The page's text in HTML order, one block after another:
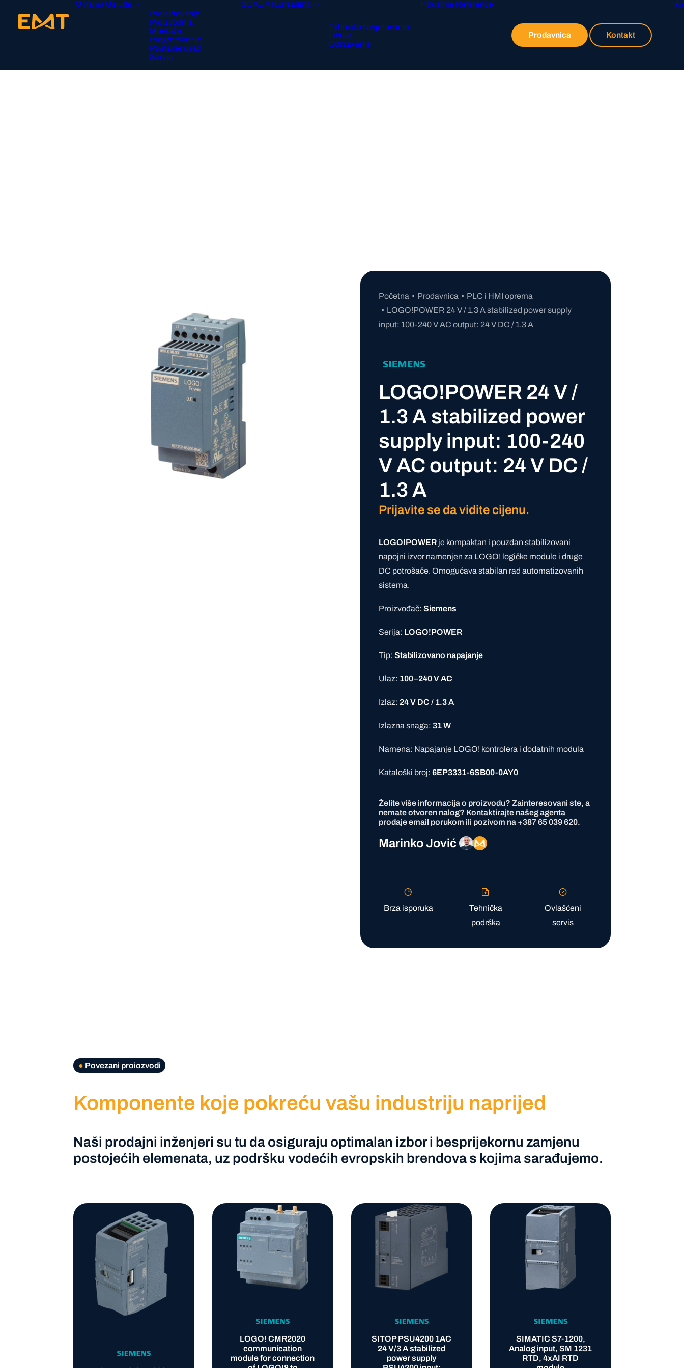
O nama Usluge
Projektovanje
Proizvodnja
Montaža
Programiranje
Puštanje u rad
Servis
SCADA Konsalting
Tehničko savjetovanje
Obuke
Održavanje
Industrije Reference
Prodavnica Kontakt
Početna Prodavnica
PLC i HMI oprema
LOGO!POWER 24 V / 1.3 A stabilized power supply
input: 100-240 V AC output: 24 V DC / 1.3 A
LOGO!POWER 24 V /
1.3 A stabilized power
supply input: 100-240
V AC output: 24 V DC /
1.3 A
Prijavite se da vidite cijenu.
LOGO!POWER je kompaktan i pouzdan stabilizovani
napojni izvor namenjen za LOGO! logičke module i druge
DC potrošače. Omogućava stabilan rad automatizovanih
sistema.
Proizvođač: Siemens
Serija: LOGO!POWER
Tip: Stabilizovano napajanje
Ulaz: 100–240 V AC
Izlaz: 24 V DC / 1.3 A
Izlazna snaga: 31 W
Namena: Napajanje LOGO! kontrolera i dodatnih modula
Kataloški broj: 6EP3331-6SB00-0AY0
Želite više informacija o proizvodu? Zainteresovani ste, a
nemate otvoren nalog? Kontaktirajte našeg agenta
prodajeemail porukom ili pozivom na +387 65 039 620.
Marinko Jović
Brza isporuka
Tehnička
podrška
Ovlašćeni
servis
● Povezani proiozvodi
Komponente koje pokreću vašu industriju naprijed
Naši prodajni inženjeri su tu da osiguraju optimalan izbor i besprijekornu zamjenu
postojećih elemenata, uz podršku vodećih evropskih brendova s kojima sarađujemo.
LOGO! CMR2020
communication
module for connection
SITOP PSU4200 1AC
24 V/3 A stabilized
power supply
SIMATIC S7-1200,
Analog input, SM 1231
RTD, 4xAI RTD